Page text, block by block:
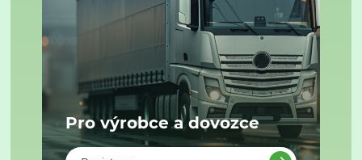
Pro výrobce a dovozce